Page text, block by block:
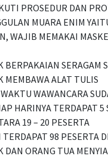
PROSEDUR DAN
MUARA ENIM
WAJIB MEMAKAI
BERPAKAIAN SERAGAM
MEMBAWA ALAT TULIS
WAWANCARA
HARINYA TERDAPAT
19 – 20 PESERTA
TERDAPAT 98 PESERTA
DAN ORANG TUA